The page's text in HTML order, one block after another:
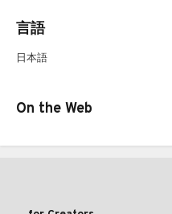
言語
日本語
On the Web